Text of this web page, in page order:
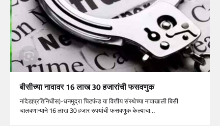
बीसीच्या नावावर 16 लाख 30 हजारांची फसवणुक
नांदेड(प्रतिनिधीस)-धनमुद्रा चिटफंड या वित्तीय संस्थेच्या नावाखाली बिसी
चालवणाऱ्याने 16 लाख 30 हजार रुपयांची फसवणूक केल्याचा…